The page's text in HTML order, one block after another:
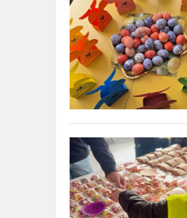
Velykų
belaukiant
Pirmasis
savarankiškas
finansinis
sprendimas
prie